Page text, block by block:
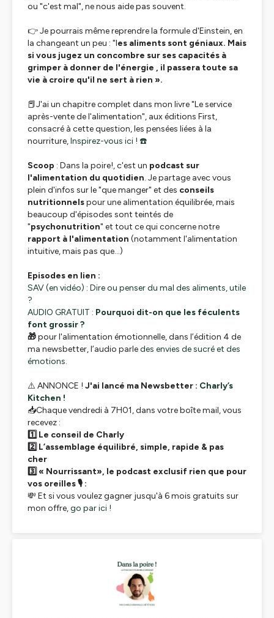
ou "c'est mal", ne nous aide pas souvent.
👉 Je pourrais même reprendre la formule d'Einstein, en
la changeant un peu : "les aliments sont géniaux. Mais
si vous jugez un concombre sur ses capacités à
grimper à donner de l'énergie , il passera toute sa
vie à croire qu'il ne sert à rien ».
📕J'ai un chapitre complet dans mon livre "Le service
après-vente de l'alimentation", aux éditions First,
consacré à cette question, les pensées liées à la
nourriture,Inspirez-vous ici ! ☎️
Scoop : Dans la poire!, c'est un podcast sur
l'alimentation du quotidien. Je partage avec vous
plein d'infos sur le "que manger" et des conseils
nutritionnelspour une alimentation équilibrée, mais
beaucoup d'épisodes sont teintés de
"psychonutrition" et tout ce qui concerne notre
rapport à l'alimentation (notamment l'alimentation
intuitive, mais pas que...)
Episodes en lien :
SAV (en vidéo) : Dire ou penser du mal des aliments, utile
?
AUDIO GRATUIT : Pourquoi dit-on que les féculents
font grossir ?
🎁pour l'alimentation émotionnelle, dans l’édition 4 de
ma newsbetter, l’audio parledes envies de sucré et des
émotions.
⚠️ ANNONCE ! J'ai lancé ma Newsbetter : Charly’s
Kitchen !
📥Chaque vendredi à 7H01, dans votre boîte mail, vous
recevez :
1️⃣ Le conseil de Charly
2️⃣ L’assemblage équilibré, simple, rapide & pas
cher
3️⃣ « Nourrissant», le podcast exclusif rien que pour
vos oreilles 🎙️ :
💸 Et si vous voulez gagner jusqu'à 6 mois gratuits sur
mon offre,go par ici !